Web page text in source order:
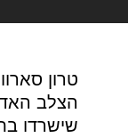
טרון
הצלב
שישרדו